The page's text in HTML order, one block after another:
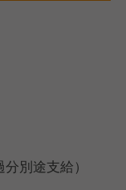
別途支給）